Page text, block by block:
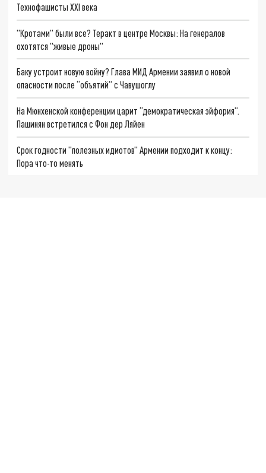
Технофашисты XXI века
"Кротами" были все? Теракт в центре Москвы: На генералов
охотятся "живые дроны"
Баку устроит новую войну? Глава МИД Армении заявил о новой
опасности после “объятий” с Чавушоглу
На Мюнхенской конференции царит “демократическая эйфория”.
Пашинян встретился с Фон дер Ляйен
Срок годности "полезных идиотов" Армении подходит к концу:
Пора что-то менять